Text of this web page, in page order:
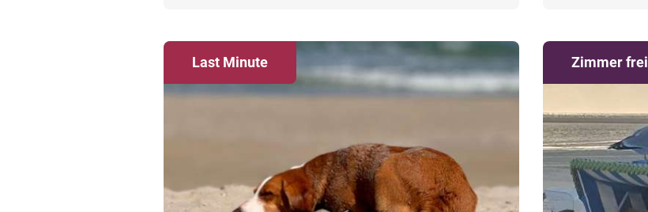
Last Minute Zimmer frei